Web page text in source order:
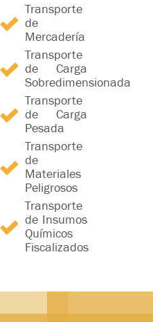
Transporte
de
Mercadería
Transporte
de Carga
Sobredimensionada
Transporte
de Carga
Pesada
Transporte
de
Materiales
Peligrosos
Transporte
de Insumos
Químicos
Fiscalizados